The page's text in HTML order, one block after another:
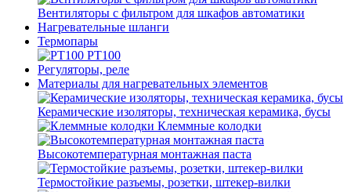
Вентиляторы с фильтром для шкафов автоматики
Нагревательные шланги
Термопары
PT100
Регуляторы, реле
Материалы для нагревательных элементов
Керамические изоляторы, техническая керамика, бусы
Клеммные колодки
Высокотемпературная монтажная паста
Термостойкие разъемы, розетки, штекер-вилки